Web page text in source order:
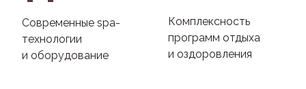
Комплексность
программ отдыха
и оздоровления
Современные spa-
технологии
и оборудование